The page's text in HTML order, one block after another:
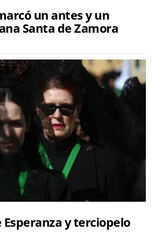
un antes y un
Santa de Zamora
y terciopelo